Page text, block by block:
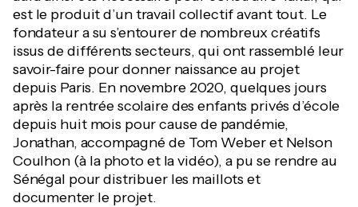
est le produit d’un travail collectif avant tout. Le
fondateur a su s’entourer de nombreux créatifs
issus de différents secteurs, qui ont rassemblé leur
savoir-faire pour donner naissance au projet
depuis Paris. En novembre 2020, quelques jours
après la rentrée scolaire des enfants privés d’école
depuis huit mois pour cause de pandémie,
Jonathan, accompagné de Tom Weber et Nelson
Coulhon (à la photo et la vidéo), a pu se rendre au
Sénégal pour distribuer les maillots et
documenter le projet.